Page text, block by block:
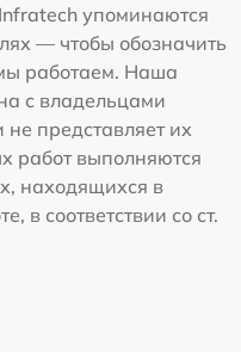
упоминаются
— чтобы обозначить
работаем. Наша
с владельцами
представляет их
работ выполняются
находящихся в
в соответствии со ст.